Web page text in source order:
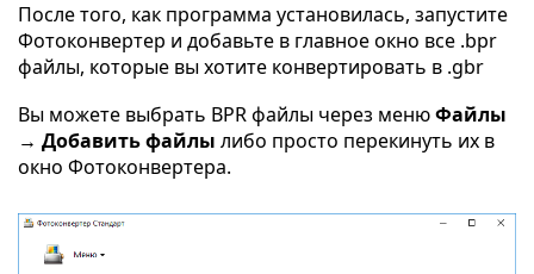
После того, как программа установилась, запустите
Фотоконвертер и добавьте в главное окно все .bpr
файлы, которые вы хотите конвертировать в .gbr
Вы можете выбрать BPR файлы через менюФайлы
→ Добавить файлы либо просто перекинуть их в
окно Фотоконвертера.